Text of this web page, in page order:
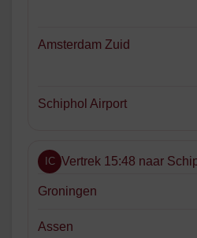
Amsterdam Zuid
Schiphol Airport
IC Vertrek 15:48 naar
Groningen
Assen